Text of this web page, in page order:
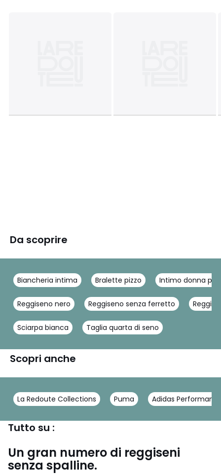
Da scoprire
Biancheria intima Bralette pizzo Intimo donna
Reggiseno nero Reggiseno senza ferretto
Sciarpa bianca Taglia quarta di seno
Scopri anche
La Redoute Collections Puma Adidas
Tutto su :
Un gran numero di reggiseni
senza spalline.